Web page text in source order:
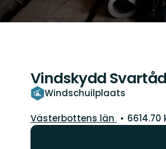
Vindskydd
Windschuilplaats
Regio:
Västerbottens län